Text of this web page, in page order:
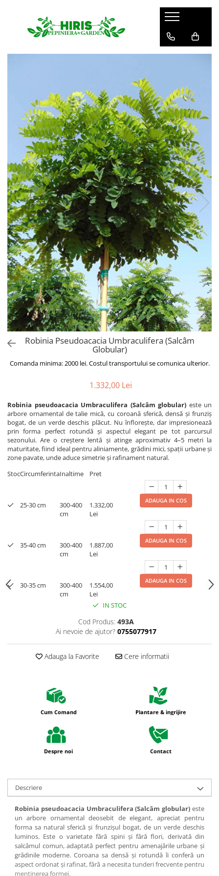
Servicii
Servicii de peisagistică și amenajări
Montare gazon prin însamanțare
și gazon rulou
Mentenanță Spații Verzi pentru
Complexe Rezidențiale și Asociații
Sisteme de irigații și aspersie –
montaj profesional
Curățenie spații exterioare
Robinia Pseudoacacia Umbraculifera (Salcâm
Globular)
Comanda minima: 2000 lei. Costul transportului se comunica ulterior.
1.332,00 Lei
Robinia pseudoacacia Umbraculifera (Salcâm globular) este un
arbore ornamental de talie mică, cu coroană sferică, densă și frunziș
bogat, de un verde deschis plăcut. Nu înflorește, dar impresionează
prin forma perfect rotundă și aspectul elegant pe tot parcursul
sezonului. Are o creștere lentă și atinge aproximativ 4–5 metri la
maturitate, fiind ideal pentru aliniamente, grădini mici, spații urbane și
zone pavate, unde aduce simetrie și rafinament natural.
StocCircumferintaInaltime Pret
25-30 cm
300-400
cm
1.332,00
Lei
ADAUGA IN COS
35-40 cm
300-400
cm
1.887,00
Lei
ADAUGA IN COS
30-35 cm
300-400
cm
1.554,00
Lei
ADAUGA IN COS
IN STOC
Cod Produs: 493A
Ai nevoie de ajutor? 0755077917
Adauga la Favorite Cere informatii
Cum Comand Plantare & ingrijire
Despre noi Contact
Descriere
Robinia pseudoacacia Umbraculifera (Salcâm globular) este
un arbore ornamental deosebit de elegant, apreciat pentru
forma sa natural sferică și frunzișul bogat, de un verde deschis
luminos. Este o varietate fără spini și fără flori, derivată din
salcâmul comun, adaptată perfect pentru amenajările urbane și
grădinile moderne. Coroana sa densă și rotundă îi conferă un
aspect ordonat și rafinat, fără a necesita tunderi frecvente pentru
menținerea formei.